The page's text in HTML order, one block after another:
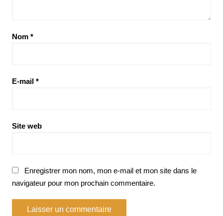
Nom *
E-mail *
Site web
Enregistrer mon nom, mon e-mail et mon site dans le
navigateur pour mon prochain commentaire.